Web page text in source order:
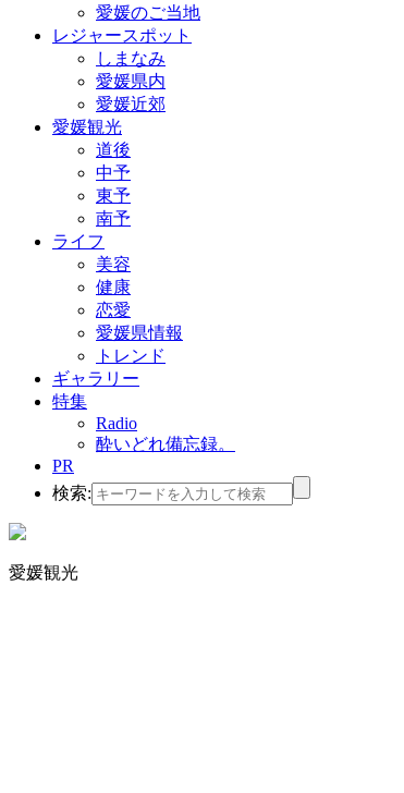
愛媛のご当地
レジャースポット
しまなみ
愛媛県内
愛媛近郊
愛媛観光
道後
中予
東予
南予
ライフ
美容
健康
恋愛
愛媛県情報
トレンド
ギャラリー
特集
Radio
酔いどれ備忘録。
PR
検索:
愛媛観光